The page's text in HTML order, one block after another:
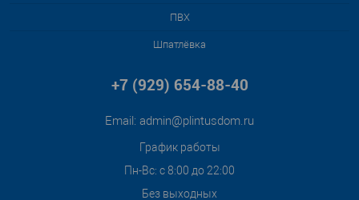
ПВХ
Шпатлёвка
+7 (929) 654-88-40
Email: admin@plintusdom.ru
График работы
Пн-Вс: с 8:00 до 22:00
Без выходных